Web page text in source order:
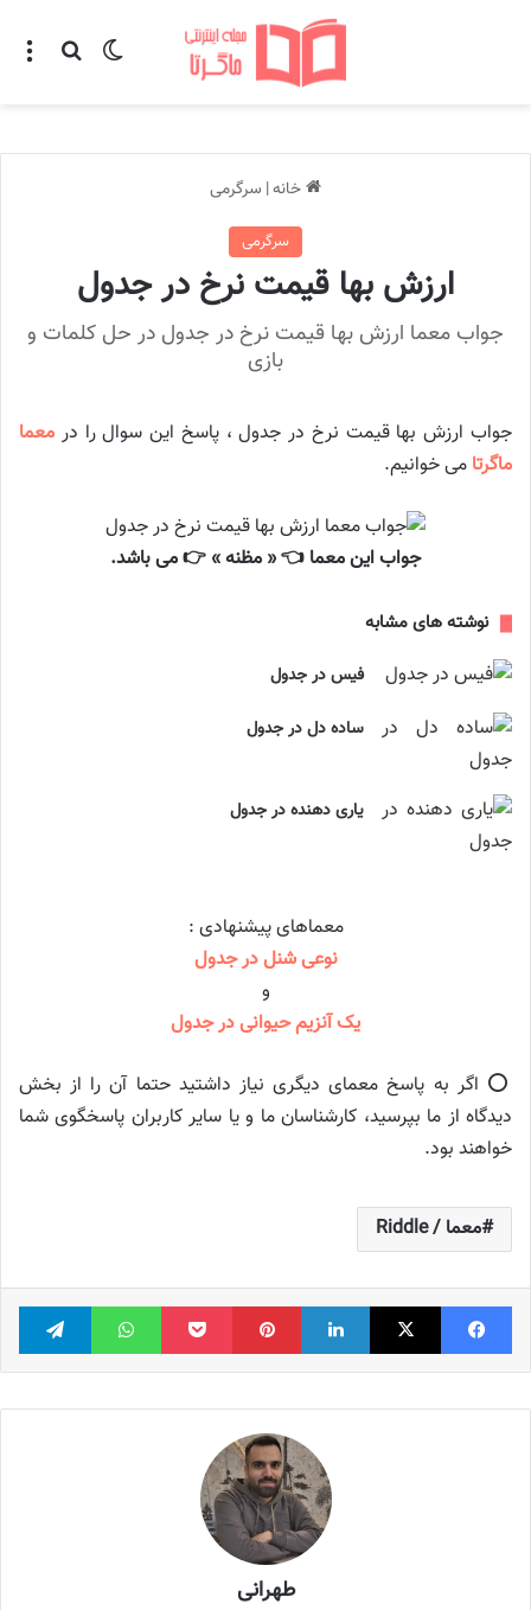
تغییر پوسته
خانه| سرگرمی
سرگرمی
ارزش بها قیمت نرخ در جدول
جواب معما ارزش بها قیمت نرخ در جدول در حل کلمات و
بازی
جواب ارزش بها قیمت نرخ در جدول ، پاسخ این سوال را در معما
ماگرتا می خوانیم.
جواب این معما 👈 « مظنه » 👉 می باشد.
نوشته های مشابه
فیس در جدول
ساده دل در جدول
یاری دهنده در جدول
معماهای پیشنهادی :
نوعی شنل در جدول
و
یک آنزیم حیوانی در جدول
⭕️ اگر به پاسخ معمای دیگری نیاز داشتید حتما آن را از بخش
دیدگاه از ما بپرسید، کارشناسان ما و یا سایر کاربران پاسخگوی شما
خواهند بود.
معما / Riddle
فیس بوک X لینکدین ‫پین‌ترست پاکت واتس آپ
طهرانی